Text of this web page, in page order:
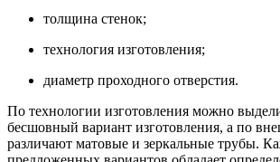
толщина стенок;
технология изготовления;
диаметр проходного отверстия.
По технологии изготовления можно
бесшовный вариант изготовления, а по
различают матовые и зеркальные трубы.